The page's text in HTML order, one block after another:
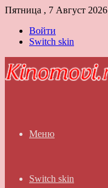
Пятница , 7 Август 2026
Войти
Switch skin
Меню
Switch skin